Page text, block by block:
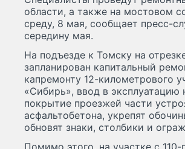
области, а также на мостовом
среду, 8 мая, сообщает пресс-
середину мая.
На подъезде к Томску на
запланирован капитальный
капремонту 12-километрового
«Сибирь», ввод в эксплуатацию
покрытие проезжей части
асфальтобетона, укрепят
обновят знаки, столбики и